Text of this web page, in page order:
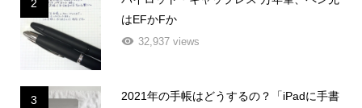
2
はEFかFか
32,937 views
3
2021年の手帳はどうするの？「iPadに手書